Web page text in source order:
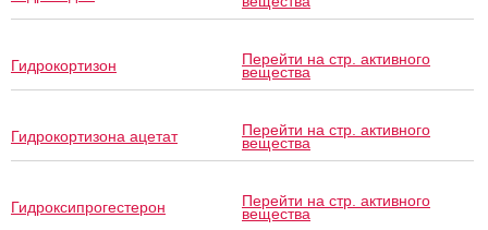
Гидрокортизон Перейти на стр. активного
вещества
Гидрокортизона ацетат Перейти на стр. активного
вещества
Гидроксипрогестерон Перейти на стр. активного
вещества